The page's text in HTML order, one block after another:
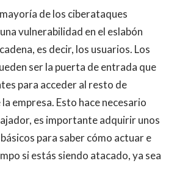
de los ciberataques
vulnerabilidad en el eslabón
es decir, los usuarios. Los
ser la puerta de entrada que
para acceder al resto de
empresa. Esto hace necesario
es importante adquirir unos
para saber cómo actuar e
si estás siendo atacado, ya sea